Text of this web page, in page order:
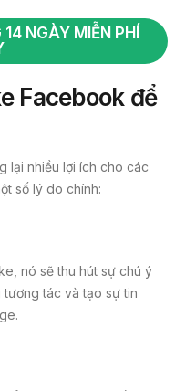
NGÀY MIỄN PHÍ
Facebook để
lại nhiều lợi ích cho các
số lý do chính:
nó sẽ thu hút sự chú ý
tác và tạo sự tin